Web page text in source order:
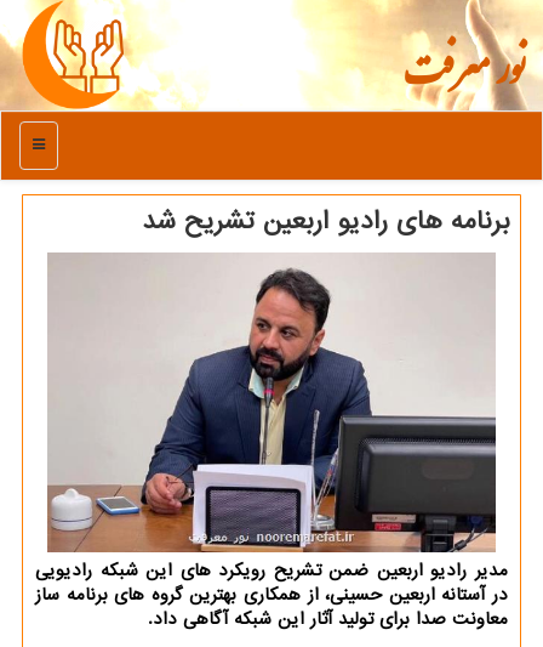
نور معرفت
منو
برنامه های رادیو اربعین تشریح شد
مدیر رادیو اربعین ضمن تشریح رویکرد های این شبکه رادیویی
در آستانه اربعین حسینی، از همکاری بهترین گروه های برنامه ساز
معاونت صدا برای تولید آثار این شبکه آگاهی داد.